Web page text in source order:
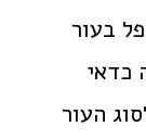
בעור
כדאי
העור